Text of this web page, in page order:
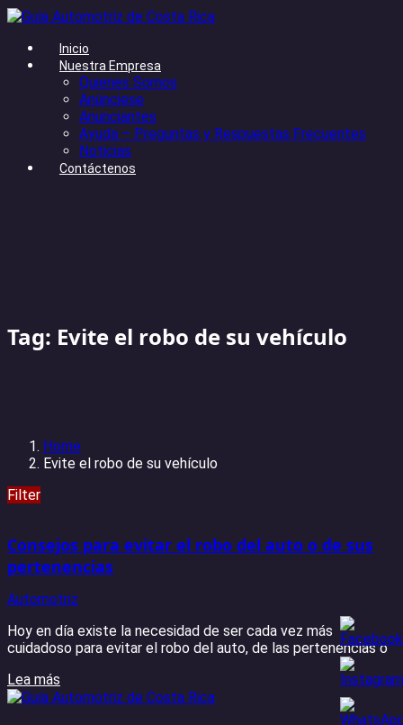
Inicio
Nuestra Empresa
Quienes Somos
Anúnciese
Anunciantes
Ayuda – Preguntas y Respuestas Frecuentes
Noticias
Contáctenos
Tag: Evite el robo de su vehículo
Home
Evite el robo de su vehículo
Filter
Consejos para evitar el robo del auto o de sus
pertenencias
Automotriz
Hoy en día existe la necesidad de ser cada vez más
cuidadoso para evitar el robo del auto, de las pertenencias o
Lea más